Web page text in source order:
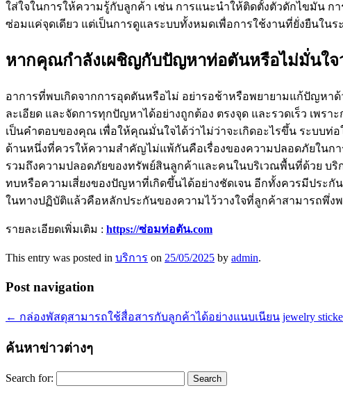
ใส่ใจในการให้ความรู้กับลูกค้า เช่น การแนะนำให้ติดตั้งตัวดักไขมัน ก
ซ่อมแค่จุดเดียว แต่เป็นการดูแลระบบทั้งหมดเพื่อการใช้งานที่ยั่งยืนใน
หากคุณกำลังเผชิญกับปัญหาท่อตันหรือไม่มั่นใจ
อาการที่พบเกิดจากการอุดตันหรือไม่ อย่ารอช้าหรือพยายามแก้ปัญหา
ละเอียด และจัดการทุกปัญหาได้อย่างถูกต้อง ตรงจุด และรวดเร็ว เพ
เป็นคำตอบของคุณ เพื่อให้คุณมั่นใจได้ว่าไม่ว่าจะเกิดอะไรขึ้น ระบบ
ด้านหนึ่งที่ควรให้ความสำคัญไม่แพ้กันคือเรื่องของความปลอดภัยในกา
รวมถึงความปลอดภัยของทรัพย์สินลูกค้าและคนในบริเวณพื้นที่ด้วย บ
ทบหรือความเสี่ยงของปัญหาที่เกิดขึ้นได้อย่างชัดเจน อีกทั้งควรมีประกั
ในทางปฏิบัติแล้วคือหลักประกันของความไว้วางใจที่ลูกค้าสามารถพึ่งพ
รายละเอียดเพิ่มเติม : https://ซ่อมท่อตัน.com
This entry was posted in บริการ on 25/05/2025 by admin.
Post navigation
← กล่องพัสดุสามารถใช้สื่อสารกับลูกค้าได้อย่างแนบเนียน jewelry
ค้นหาข่าวต่างๆ
Search for: